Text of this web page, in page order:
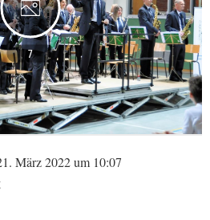
7
März 2022 um 10:07